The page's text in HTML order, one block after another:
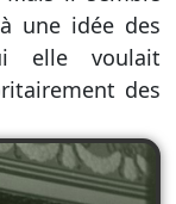
une idée des
elle voulait
des